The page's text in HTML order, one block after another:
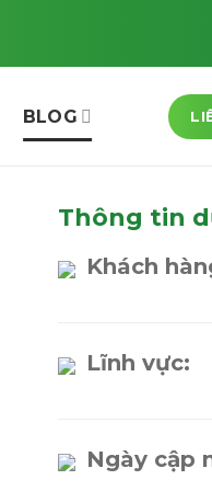
BLOG
Thông tin
Khách
Lĩnh vực:
Ngày cập